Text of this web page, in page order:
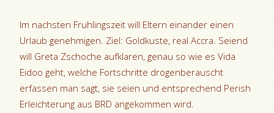
Im nachsten Fruhlingszeit will Eltern einander einen
Urlaub genehmigen. Ziel: Goldkuste, real Accra. Seiend
will Greta Zschoche aufklaren, genau so wie es Vida
Eidoo geht, welche Fortschritte drogenberauscht
erfassen man sagt, sie seien und entsprechend Perish
Erleichterung aus BRD angekommen wird.